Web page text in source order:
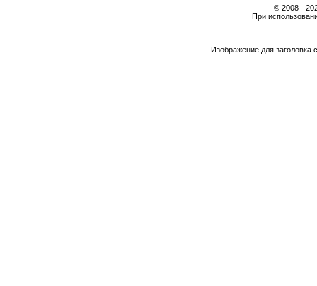
© 2008 -
При
Изображение для